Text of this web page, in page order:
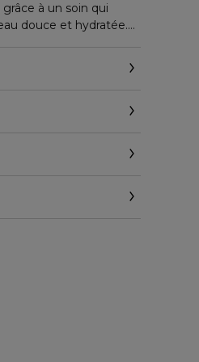
à un soin qui
douce et hydratée.
l'apparition de taches
UVA/UVB. Infusé du
légendaires au coeur